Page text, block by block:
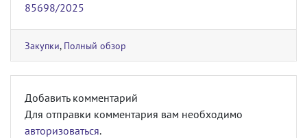
85698/2025
Закупки, Полный обзор
Добавить комментарий
Для отправки комментария вам необходимо
авторизоваться.